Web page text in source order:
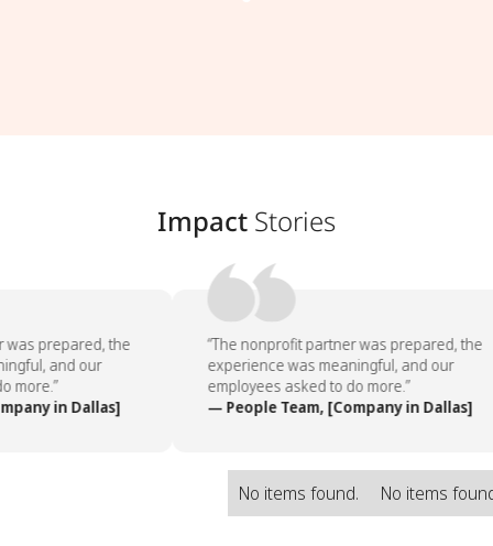
Impact Stories
prepared, the
and our
in Dallas]
“The nonprofit partner was prepared, the
experience was meaningful, and our
employees asked to do more.”
— People Team, [Company in Dallas]
No items found. No items